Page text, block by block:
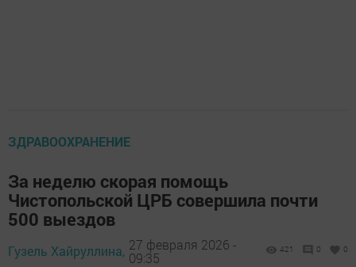
ЗДРАВООХРАНЕНИЕ
За неделю скорая помощь
Чистопольской ЦРБ совершила почти
500 выездов
Гузель Хайруллина, 27 февраля 2026 -
09:35
421 0 0